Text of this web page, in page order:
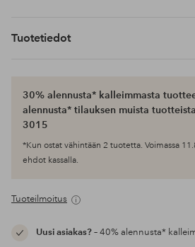
Tuotetiedot
30% alennusta* kalleimmasta
alennusta* tilauksen muista
3015
*Kun ostat vähintään 2 tuotetta. Voimassa
ehdot kassalla.
Tuoteilmoitus
Uusi asiakas?– 40% alennusta*